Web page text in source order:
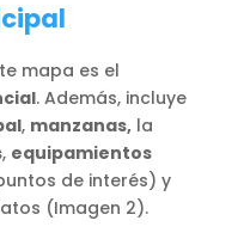
mapa es el
. Además, incluye
, manzanas, la
, equipamientos
de interés) y
(Imagen 2).